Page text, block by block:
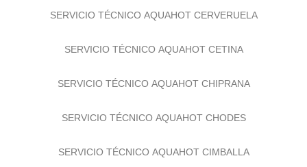
SERVICIO TÉCNICO AQUAHOT CERVERUELA
SERVICIO TÉCNICO AQUAHOT CETINA
SERVICIO TÉCNICO AQUAHOT CHIPRANA
SERVICIO TÉCNICO AQUAHOT CHODES
SERVICIO TÉCNICO AQUAHOT CIMBALLA